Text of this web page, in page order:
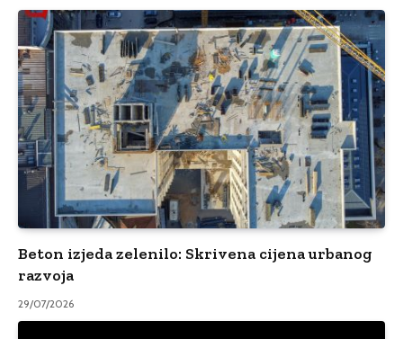
Beton izjeda zelenilo: Skrivena cijena urbanog
razvoja
29/07/2026